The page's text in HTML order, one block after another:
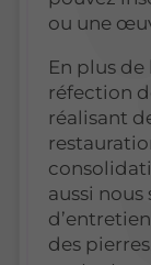
ou une
En plus
réfection
réalisant
aussi
des